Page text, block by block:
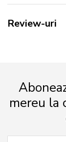
Review-uri
mereu la